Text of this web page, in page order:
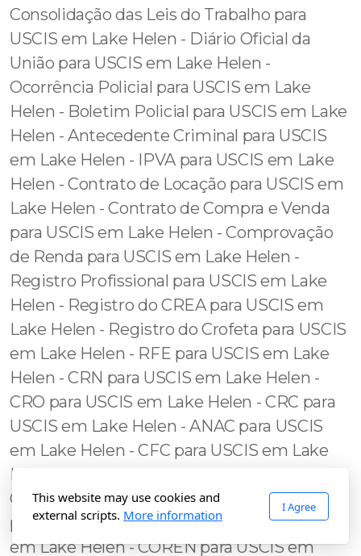
This website may use cookies and
external scripts. More information
I Agree